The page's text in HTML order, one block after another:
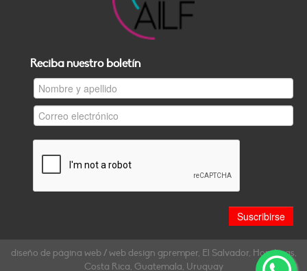
Reciba nuestro boletín
diseño de página web / web design gpremper, El Salvador, Honduras,
Costa Rica, Guatemala, Uruguay